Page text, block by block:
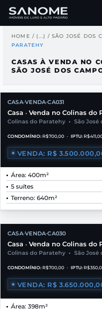
HOME / (...) / SÃO JOSÉ DOS
PARATEHY
CASAS À VENDA NO
SÃO JOSÉ DOS
CASA•VENDA•CA031
Casa • Venda no Colinas do
Colinas do Paratehy • São José
CONDOMÍNIO: R$700,00 • IPTU:
VENDA: R$
Área: 400m²
5 suítes
Terreno: 640m²
CASA•VENDA•CA030
Casa • Venda no Colinas do
Colinas do Paratehy • São José
CONDOMÍNIO: R$700,00 • IPTU:
VENDA: R$
Área: 398m²